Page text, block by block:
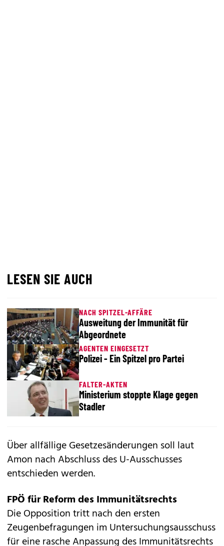
LESEN SIE AUCH
NACH SPITZEL-AFFÄRE
Ausweitung der Immunität für
Abgeordnete
AGENTEN EINGESETZT
Polizei - Ein Spitzel pro Partei
FALTER-AKTEN
Ministerium stoppte Klage gegen
Stadler
Über allfällige Gesetzesänderungen soll laut
Amon nach Abschluss des U-Ausschusses
entschieden werden.
FPÖ für Reform des Immunitätsrechts
Die Opposition tritt nach den ersten
Zeugenbefragungen im Untersuchungsausschuss
für eine rasche Anpassung des Immunitätsrechts